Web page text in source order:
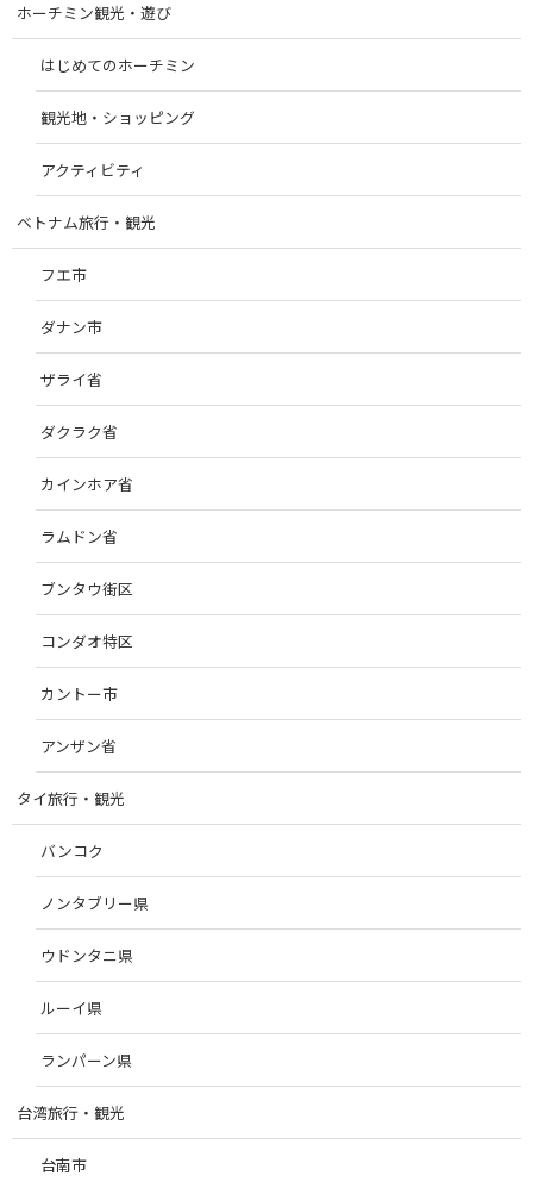
ホーチミン観光・遊び
はじめてのホーチミン
観光地・ショッピング
アクティビティ
ベトナム旅行・観光
フエ市
ダナン市
ザライ省
ダクラク省
カインホア省
ラムドン省
ブンタウ街区
コンダオ特区
カントー市
アンザン省
タイ旅行・観光
バンコク
ノンタブリー県
ウドンタニ県
ルーイ県
ランパーン県
台湾旅行・観光
台南市